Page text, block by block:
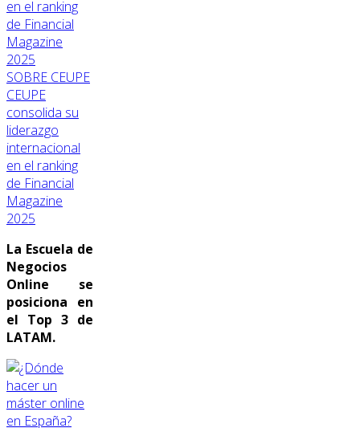
SOBRE CEUPE
CEUPE
consolida su
liderazgo
internacional
en el ranking
de Financial
Magazine
2025
La Escuela de
Negocios
Online se
posiciona en
el Top 3 de
LATAM.